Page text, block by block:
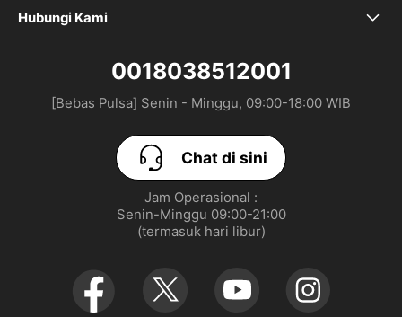
Tempat Pusat Perbaikan
Brand Kami
Hubungi Kami
0018038512001
[Bebas Pulsa] Senin - Minggu, 09:00-18:00 WIB
Chat di sini
Jam Operasional :
Senin-Minggu 09:00-21:00
(termasuk hari libur)